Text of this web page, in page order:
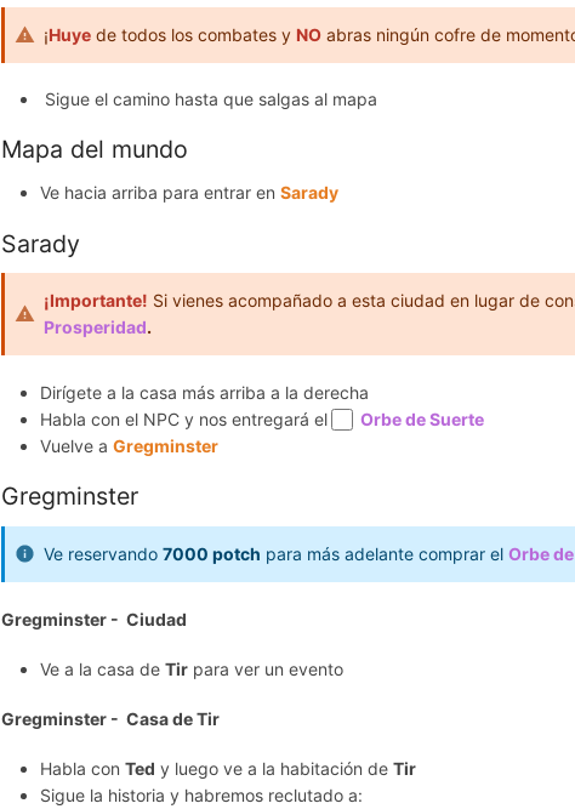
¡Huye de todos los combates y NO abras ningún cofre de
Sigue el camino hasta que salgas al mapa
Mapa del mundo
Ve hacia arriba para entrar enSarady
Sarady
¡Importante! Si vienes acompañado a esta ciudad en lugar de
Prosperidad.
Dirígete a la casa más arriba a la derecha
Habla con el NPC y nos entregará el
Orbede Suerte
Vuelve aGregminster
Gregminster
Ve reservando7000 potch para más adelante comprar elOrbe
Gregminster - Ciudad
Ve a la casa deTir para ver un evento
Gregminster - Casa de Tir
Habla conTed y luego ve a la habitación deTir
Sigue la historia y habremos reclutado a: